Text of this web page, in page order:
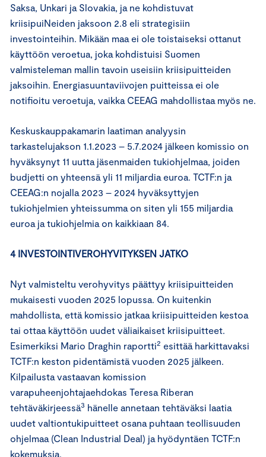
Saksa, Unkari ja Slovakia, ja ne kohdistuvat
kriisipuiNeiden jaksoon 2.8 eli strategisiin
investointeihin. Mikään maa ei ole toistaiseksi ottanut
käyttöön veroetua, joka kohdistuisi Suomen
valmisteleman mallin tavoin useisiin kriisipuitteiden
jaksoihin. Energiasuuntaviivojen puitteissa ei ole
notifioitu veroetuja, vaikka CEEAG mahdollistaa myös ne.
Keskuskauppakamarin laatiman analyysin
tarkastelujakson 1.1.2023 – 5.7.2024 jälkeen komissio on
hyväksynyt 11 uutta jäsenmaiden tukiohjelmaa, joiden
budjetti on yhteensä yli 11 miljardia euroa. TCTF:n ja
CEEAG:n nojalla 2023 – 2024 hyväksyttyjen
tukiohjelmien yhteissumma on siten yli 155 miljardia
euroa ja tukiohjelmia on kaikkiaan 84.
4 INVESTOINTIVEROHYVITYKSEN JATKO
Nyt valmisteltu verohyvitys päättyy kriisipuitteiden
mukaisesti vuoden 2025 lopussa. On kuitenkin
mahdollista, että komissio jatkaa kriisipuitteiden kestoa
tai ottaa käyttöön uudet väliaikaiset kriisipuitteet.
Esimerkiksi Mario Draghin raportti2 esittää harkittavaksi
TCTF:n keston pidentämistä vuoden 2025 jälkeen.
Kilpailusta vastaavan komission
varapuheenjohtajaehdokas Teresa Riberan
tehtäväkirjeessä3 hänelle annetaan tehtäväksi laatia
uudet valtiontukipuitteet osana puhtaan teollisuuden
ohjelmaa (Clean Industrial Deal) ja hyödyntäen TCTF:n
kokemuksia.